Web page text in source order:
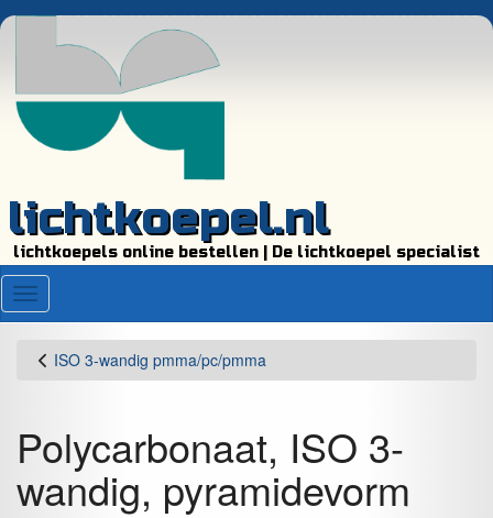
lichtkoepel.nl
lichtkoepels online bestellen | De lichtkoepel specialist
Menu
ISO 3-wandig pmma/pc/pmma
Polycarbonaat, ISO 3-
wandig, pyramidevorm